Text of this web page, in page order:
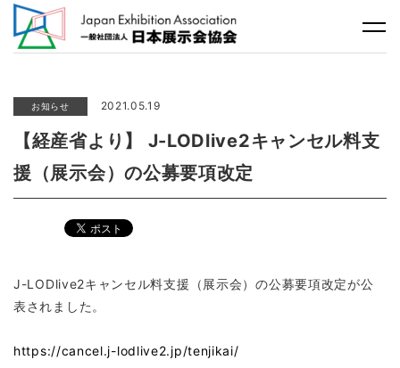
お知らせ 2021.05.19
【経産省より】 J-LODlive2キャンセル料支
援（展示会）の公募要項改定
J-LODlive2キャンセル料支援（展示会）の公募要項改定が公
表されました。
https://cancel.j-lodlive2.jp/tenjikai/